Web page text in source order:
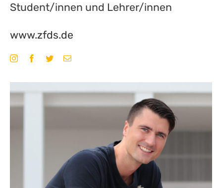
Student/innen und Lehrer/innen
www.zfds.de